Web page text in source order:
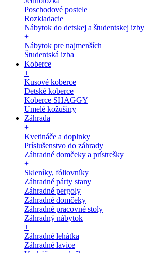
Poschodové postele
Rozkladacie
Nábytok do detskej a študentskej izby
+
Nábytok pre najmenších
Študentská izba
Koberce
+
Kusové koberce
Detské koberce
Koberce SHAGGY
Umelé kožušiny
Záhrada
+
Kvetináče a doplnky
Príslušenstvo do záhrady
Záhradné domčeky a prístrešky
+
Skleníky, fóliovníky
Záhradné párty stany
Záhradné pergoly
Záhradné domčeky
Záhradné pracovné stoly
Záhradný nábytok
+
Záhradné lehátka
Záhradné lavice